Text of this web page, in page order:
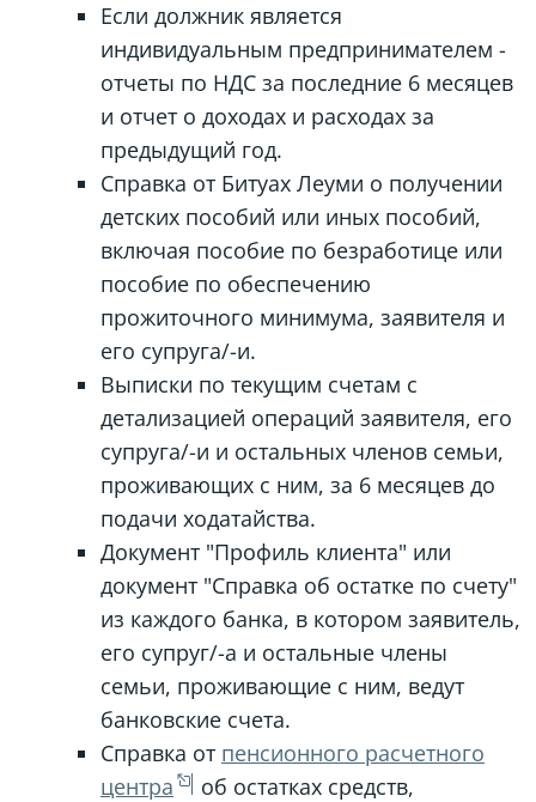
Если должник является
индивидуальным предпринимателем -
отчеты по НДС за последние 6 месяцев
и отчет о доходах и расходах за
предыдущий год.
Справка от Битуах Леуми о получении
детских пособий или иных пособий,
включая пособие по безработице или
пособие по обеспечению
прожиточного минимума, заявителя и
его супруга/-и.
Выписки по текущим счетам с
детализацией операций заявителя, его
супруга/-и и остальных членов семьи,
проживающих с ним, за 6 месяцев до
подачи ходатайства.
Документ "Профиль клиента" или
документ "Справка об остатке по счету"
из каждого банка, в котором заявитель,
его супруг/-а и остальные члены
семьи, проживающие с ним, ведут
банковские счета.
Справка от пенсионного расчетного
центра
об остатках средств,